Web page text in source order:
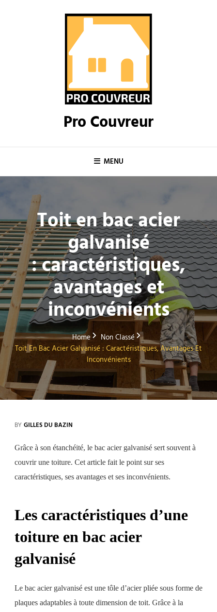
Pro Couvreur
MENU
Toit en bac acier
galvanisé
: caractéristiques,
avantages et
inconvénients
Home
Non Classé
Toit En Bac Acier Galvanisé : Caractéristiques, Avantages Et
Inconvénients
BY GILLES DU BAZIN
Grâce à son étanchéité, le bac acier galvanisé sert souvent à
couvrir une toiture. Cet article fait le point sur ses
caractéristiques, ses avantages et ses inconvénients.
Les caractéristiques d’une
toiture en bac acier
galvanisé
Le bac acier galvanisé est une tôle d’acier pliée sous forme de
plaques adaptables à toute dimension de toit. Grâce à la